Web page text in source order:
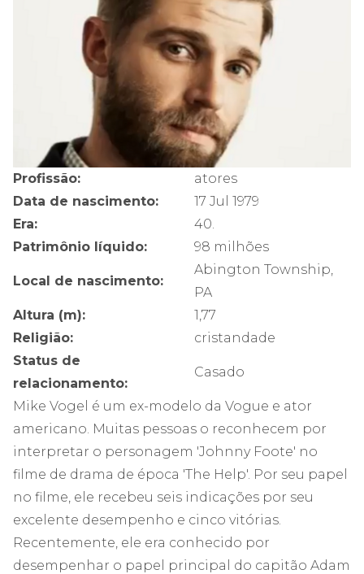
Profissão:
atores
Data de nascimento:
17 Jul 1979
Era:
40.
Patrimônio líquido:
98 milhões
Local de nascimento:
Abington Township,
PA
Altura (m):
1,77
Religião:
cristandade
Status de
relacionamento:
Casado
Mike Vogel é um ex-modelo da Vogue e ator
americano. Muitas pessoas o reconhecem por
interpretar o personagem 'Johnny Foote' no
filme de drama de época 'The Help'. Por seu papel
no filme, ele recebeu seis indicações por seu
excelente desempenho e cinco vitórias.
Recentemente, ele era conhecido por
desempenhar o papel principal do capitão Adam